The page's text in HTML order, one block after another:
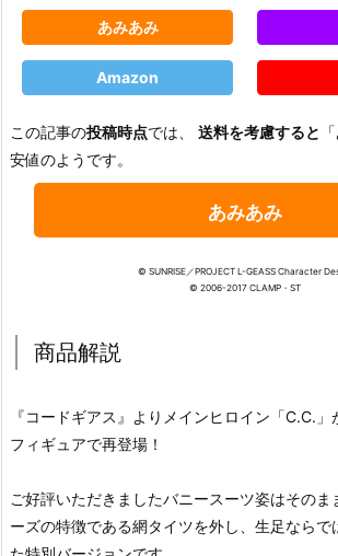
あみあみ
Amazon
この記事の投稿時点では、 送料を考慮すると
安値のようです。
あみあみ
© SUNRISE／PROJECT L-GEASS Character
© 2006-2017 CLAMP・ST
商品解説
『コードギアス』よりメインヒロイン「C.C.
フィギュアで再登場！
ご好評いただきましたバニースーツ姿はその
ーズの特徴である網タイツを外し、生足ならで